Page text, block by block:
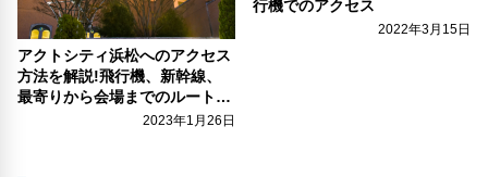
アクトシティ浜松へのアクセス
方法を解説!飛行機、新幹線、
最寄りから会場までのルートを
案内。近隣のおすすめホテルも
2023年1月26日
行機でのアクセス
2022年3月15日